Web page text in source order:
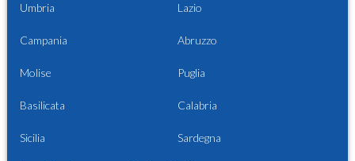
Umbria Lazio
Campania Abruzzo
Molise Puglia
Basilicata Calabria
Sicilia Sardegna